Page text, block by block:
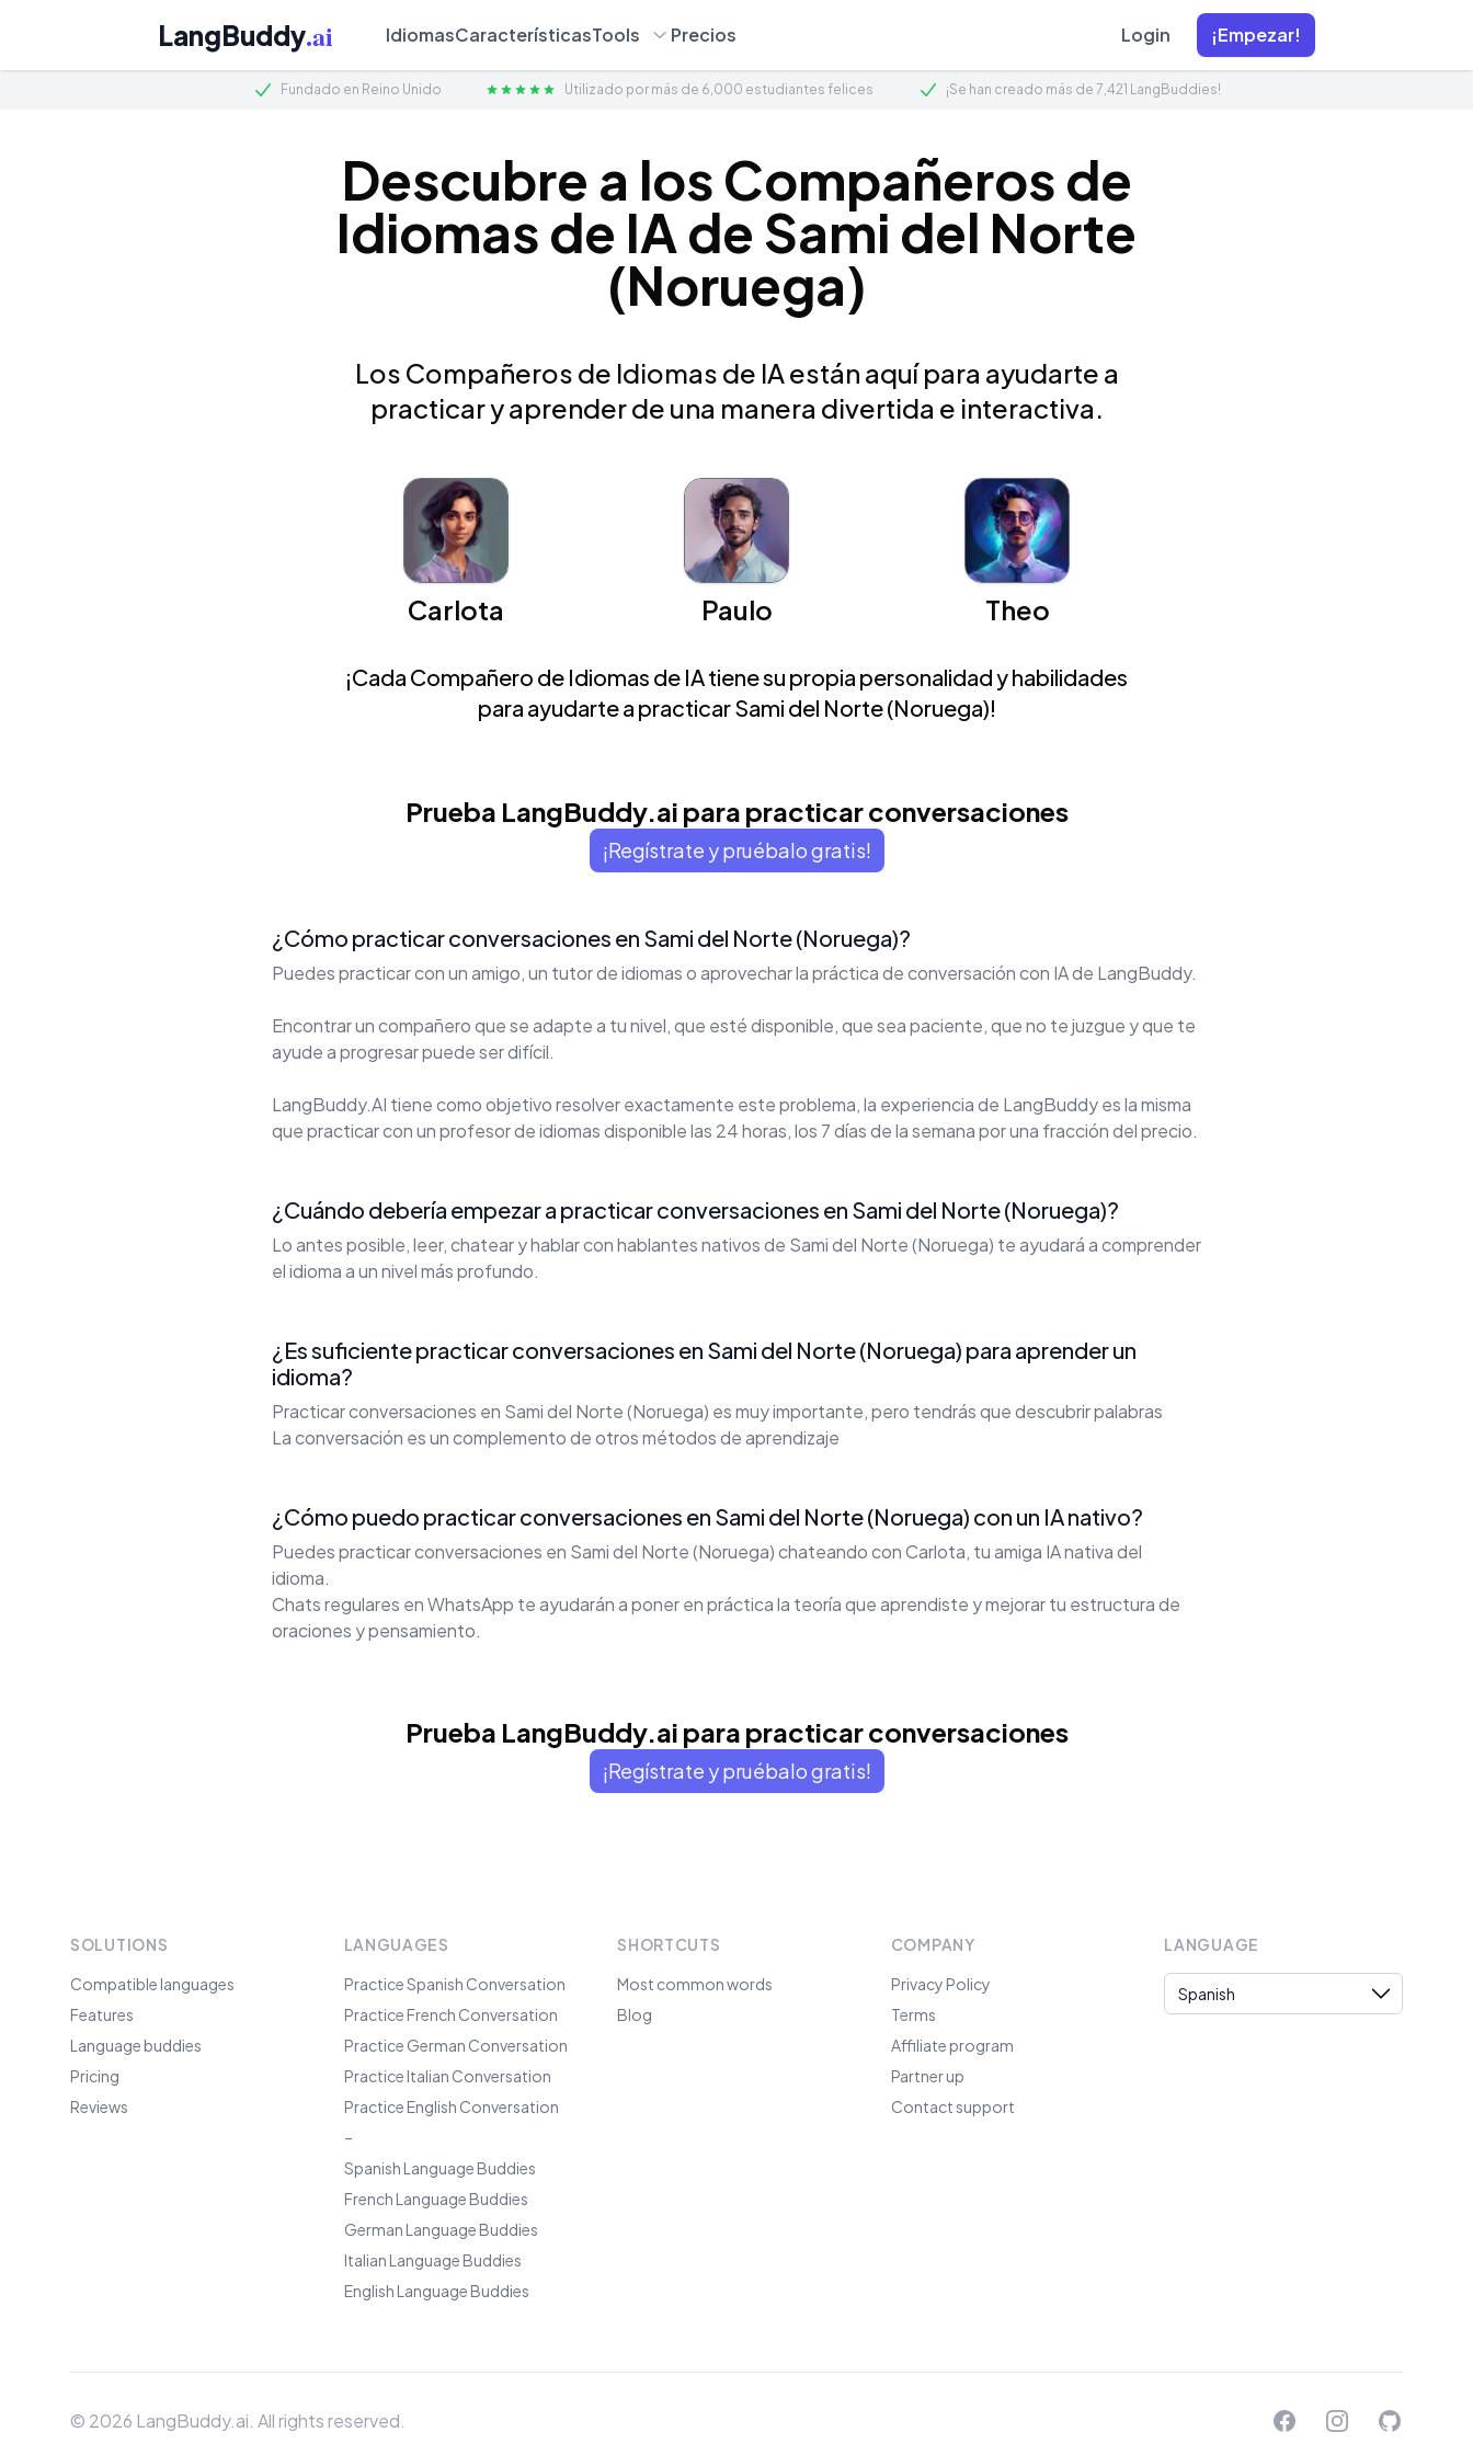
LangBuddy.ai IdiomasCaracterísticasTools Precios Login ¡Empezar!
Fundado en Reino Unido Utilizado por más de 6,000 estudiantes felices ¡Se han creado más de 7,421 LangBuddies!
Descubre a los Compañeros de
Idiomas de IA de Sami del Norte
(Noruega)
Los Compañeros de Idiomas de IA están aquí para ayudarte a
practicar y aprender de una manera divertida e interactiva.
Carlota Paulo Theo
¡Cada Compañero de Idiomas de IA tiene su propia personalidad y habilidades
para ayudarte a practicar Sami del Norte (Noruega)!
Prueba LangBuddy.ai para practicar conversaciones
¡Regístrate y pruébalo gratis!
¿Cómo practicar conversaciones en Sami del Norte (Noruega)?
Puedes practicar con un amigo, un tutor de idiomas o aprovechar la práctica de conversación con IA de LangBuddy.
Encontrar un compañero que se adapte a tu nivel, que esté disponible, que sea paciente, que no te juzgue y que te
ayude a progresar puede ser difícil.
LangBuddy.AI tiene como objetivo resolver exactamente este problema, la experiencia de LangBuddy es la misma
que practicar con un profesor de idiomas disponible las 24 horas, los 7 días de la semana por una fracción del precio.
¿Cuándo debería empezar a practicar conversaciones en Sami del Norte (Noruega)?
Lo antes posible, leer, chatear y hablar con hablantes nativos de Sami del Norte (Noruega) te ayudará a comprender
el idioma a un nivel más profundo.
¿Es suficiente practicar conversaciones en Sami del Norte (Noruega) para aprender un
idioma?
Practicar conversaciones en Sami del Norte (Noruega) es muy importante, pero tendrás que descubrir palabras
La conversación es un complemento de otros métodos de aprendizaje
¿Cómo puedo practicar conversaciones en Sami del Norte (Noruega) con un IA nativo?
Puedes practicar conversaciones en Sami del Norte (Noruega) chateando con Carlota, tu amiga IA nativa del
idioma.
Chats regulares en WhatsApp te ayudarán a poner en práctica la teoría que aprendiste y mejorar tu estructura de
oraciones y pensamiento.
Prueba LangBuddy.ai para practicar conversaciones
¡Regístrate y pruébalo gratis!
SOLUTIONS
Compatible languages
Features
Language buddies
Pricing
Reviews
LANGUAGES
Practice Spanish Conversation
Practice French Conversation
Practice German Conversation
Practice Italian Conversation
Practice English Conversation
–
Spanish Language Buddies
French Language Buddies
German Language Buddies
Italian Language Buddies
English Language Buddies
SHORTCUTS
Most common words
Blog
COMPANY
Privacy Policy
Terms
Affiliate program
Partner up
Contact support
LANGUAGE
Language
FacebookInstagramGitHub
© 2026 LangBuddy.ai. All rights reserved.